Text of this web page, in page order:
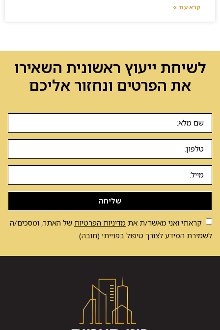
קרא עוד »
לשיחת ייעוץ ראשונית השאירו
את הפרטים ונחזור אליכם
שליחה
קראתי ואני מאשר/ת את מדיניות הפרטיות של האתר, ומסכים/ה
לשמירת המידע לצורך טיפול בפנייתי (חובה)